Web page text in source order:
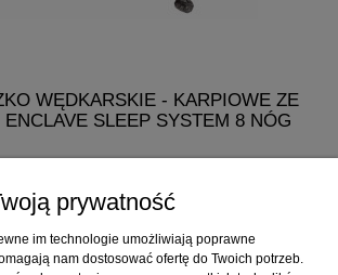
WĘDKARSKIE - KARPIOWE ZE
SLEEP SYSTEM 8 NÓG
prywatność
im technologie umożliwiają poprawne
nam dostosować ofertę do Twoich potrzeb.